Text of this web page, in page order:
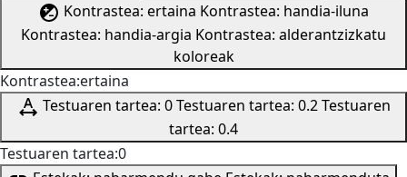
Kontrastea: ertaina Kontrastea: handia-iluna
Kontrastea: handia-argia Kontrastea: alderantzizkatu
koloreak
Kontrastea:ertaina
Testuaren tartea: 0 Testuaren tartea: 0.2 Testuaren
tartea: 0.4
Testuaren tartea:0